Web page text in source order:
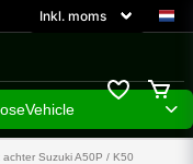
Suzuki A50P / K50